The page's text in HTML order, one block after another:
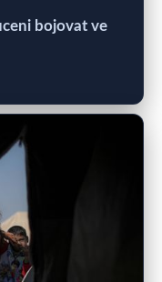
bojovat ve